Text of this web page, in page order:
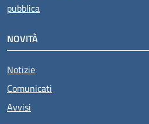
pubblica
NOVITÀ
Notizie
Comunicati
Avvisi